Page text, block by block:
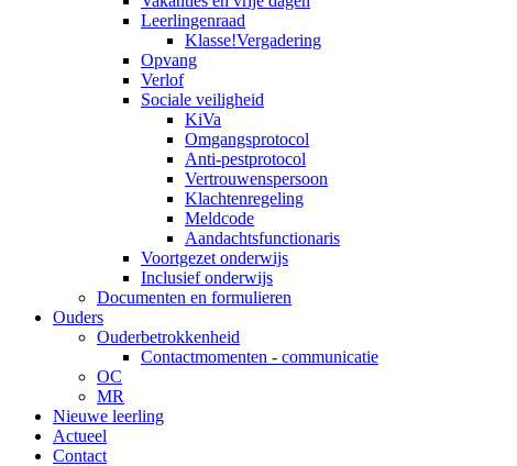
Leerlingenraad
Klasse!Vergadering
Opvang
Verlof
Sociale veiligheid
KiVa
Omgangsprotocol
Anti-pestprotocol
Vertrouwenspersoon
Klachtenregeling
Meldcode
Aandachtsfunctionaris
Voortgezet onderwijs
Inclusief onderwijs
Documenten en formulieren
Ouders
Ouderbetrokkenheid
Contactmomenten - communicatie
OC
MR
Nieuwe leerling
Actueel
Contact